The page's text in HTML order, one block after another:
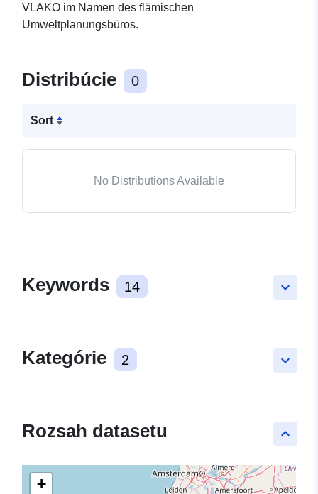
VLAKO im Namen des flämischen
Umweltplanungsbüros.
Distribúcie 0
Sort
No Distributions Available
keyboard_arrow_down
Keywords 14
keyboard_arrow_down
Kategórie 2
keyboard_arrow_up
Rozsah datasetu
+